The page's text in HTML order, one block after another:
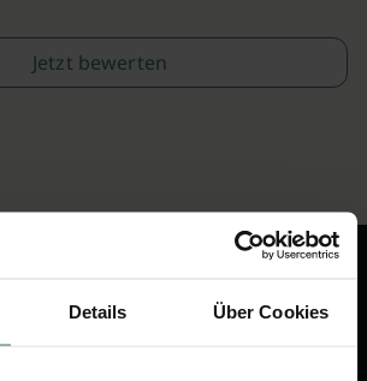
Details Über Cookies
Jetzt bewerten
Ansprechpartner rund